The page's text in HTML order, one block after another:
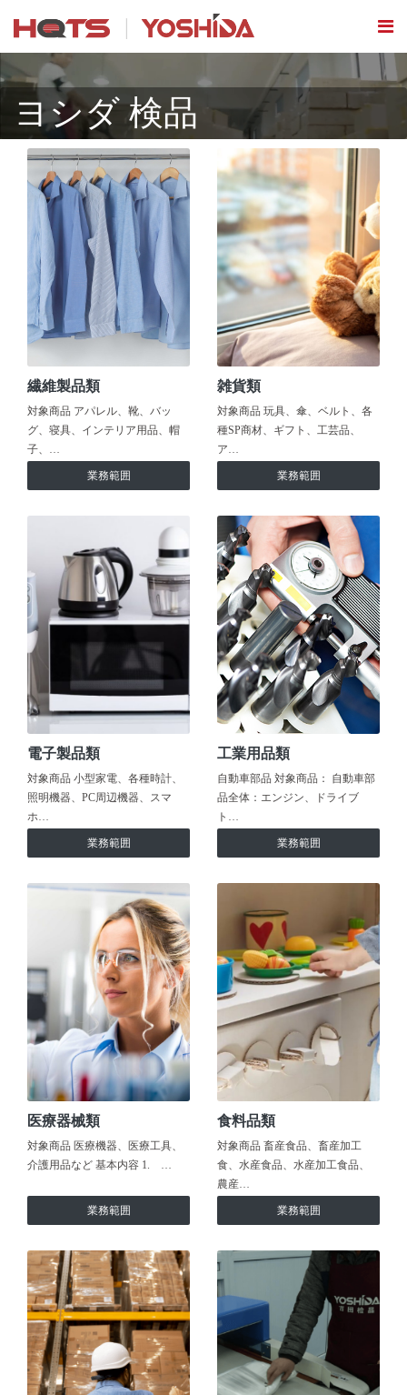
ヨシダ 検品
繊維製品類
対象商品 アパレル、靴、バッ
グ、寝具、インテリア用品、帽
子、…
業務範囲
雑貨類
対象商品 玩具、傘、ベルト、各
種SP商材、ギフト、工芸品、
ア…
業務範囲
電子製品類
対象商品 小型家電、各種時計、
照明機器、PC周辺機器、スマ
ホ…
業務範囲
工業用品類
自動車部品 対象商品： 自動車部
品全体：エンジン、ドライブ
ト…
業務範囲
医療器械類
対象商品 医療機器、医療工具、
介護用品など 基本内容 1. …
業務範囲
食料品類
対象商品 畜産食品、畜産加工
食、水産食品、水産加工食品、
農産…
業務範囲